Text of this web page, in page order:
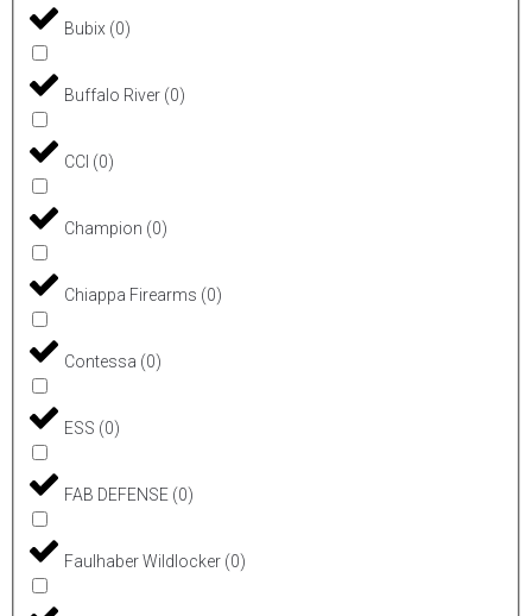
Bubix (0)
Buffalo River (0)
CCI (0)
Champion (0)
Chiappa Firearms (0)
Contessa (0)
ESS (0)
FAB DEFENSE (0)
Faulhaber Wildlocker (0)